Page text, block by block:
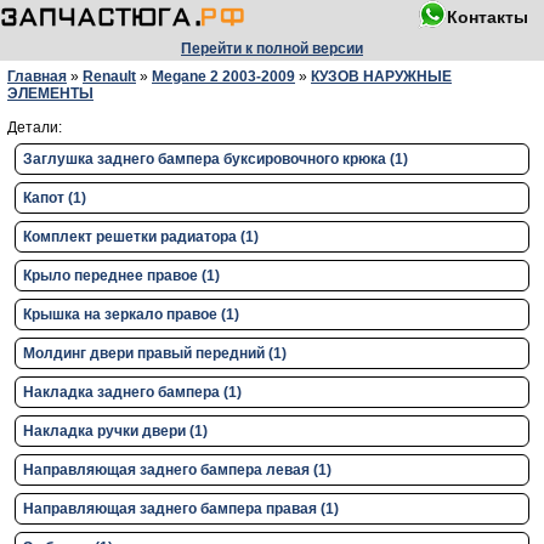
Контакты
Перейти к полной версии
Главная » Renault » Megane 2 2003-2009 » КУЗОВ НАРУЖНЫЕ
ЭЛЕМЕНТЫ
Детали:
Заглушка заднего бампера буксировочного крюка (1)
Капот (1)
Комплект решетки радиатора (1)
Крыло переднее правое (1)
Крышка на зеркало правое (1)
Молдинг двери правый передний (1)
Накладка заднего бампера (1)
Накладка ручки двери (1)
Направляющая заднего бампера левая (1)
Направляющая заднего бампера правая (1)